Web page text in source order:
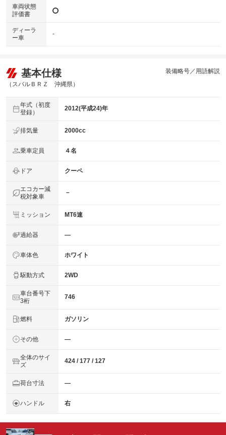
車両状態
評価書
ディーラ
ー車
-
基本仕様
（スバルＢＲＺ 沖縄県）
装備略号／用語解説
年式（初度
登録）
2012(平成24)年
排気量 2000cc
乗車定員 ４名
ドア クーペ
エコカー減
税対象車
－
ミッション MT6速
過給器 ―
車体色 ホワイト
駆動方式 2WD
車台番号下
3桁
746
燃料 ガソリン
その他 ―
全体のサイ
ズ
424 / 177 / 127
荷台寸法 ―
ハンドル 右